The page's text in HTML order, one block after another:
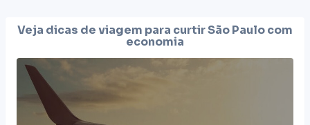
Veja dicas de viagem para curtirSão Paulocom
economia